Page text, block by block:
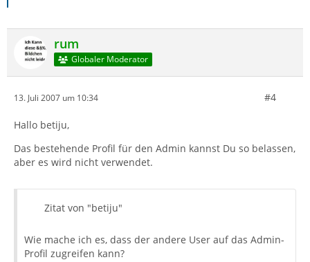
rum
Globaler Moderator
13. Juli 2007 um 10:34 #4
Hallo betiju,
Das bestehende Profil für den Admin kannst Du so belassen,
aber es wird nicht verwendet.
Zitat von "betiju"
Wie mache ich es, dass der andere User auf das Admin-
Profil zugreifen kann?